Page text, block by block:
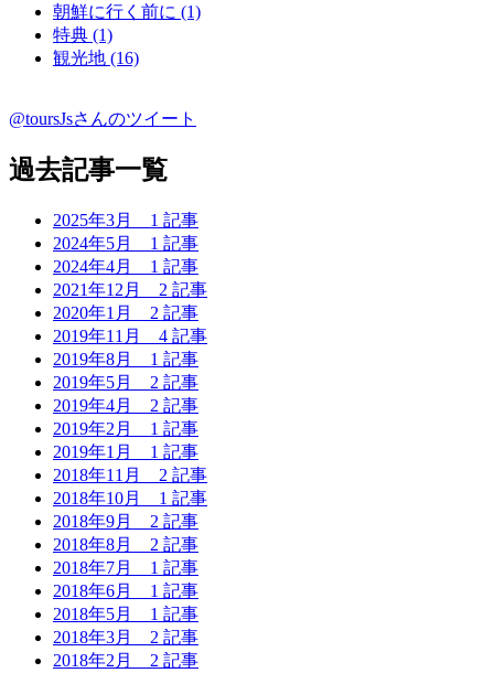
朝鮮に行く前に (1)
特典 (1)
観光地 (16)
@toursJsさんのツイート
過去記事一覧
2025年3月 1 記事
2024年5月 1 記事
2024年4月 1 記事
2021年12月 2 記事
2020年1月 2 記事
2019年11月 4 記事
2019年8月 1 記事
2019年5月 2 記事
2019年4月 2 記事
2019年2月 1 記事
2019年1月 1 記事
2018年11月 2 記事
2018年10月 1 記事
2018年9月 2 記事
2018年8月 2 記事
2018年7月 1 記事
2018年6月 1 記事
2018年5月 1 記事
2018年3月 2 記事
2018年2月 2 記事